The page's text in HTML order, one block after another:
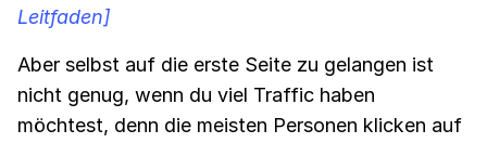
Leitfaden]
Aber selbst auf die erste Seite zu gelangen ist
nicht genug, wenn du viel Traffic haben
möchtest, denn die meisten Personen klicken auf